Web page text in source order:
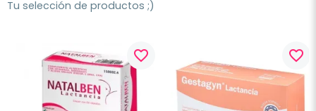
Tu selección de productos ;)
favorite_border favorite_border